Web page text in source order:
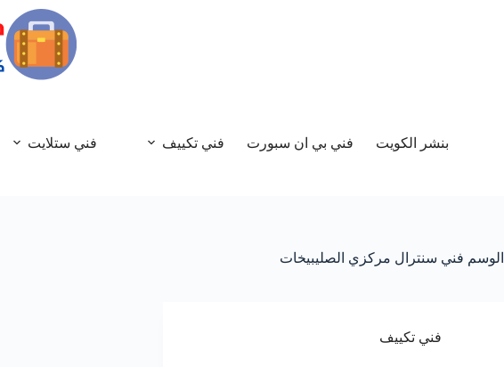
بنشر الكويت فني بي ان سبورت فني تكييف فني ستلايت
الوسم فني سنترال مركزي الصليبيخات
فني تكييف